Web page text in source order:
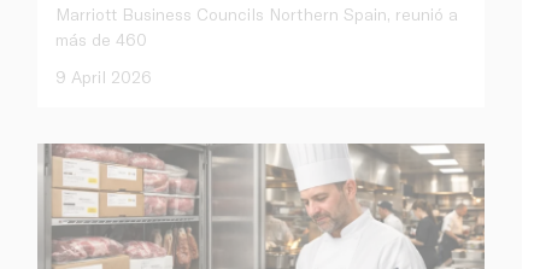
Marriott Business Councils Northern Spain, reunió a
más de 460
9 April 2026